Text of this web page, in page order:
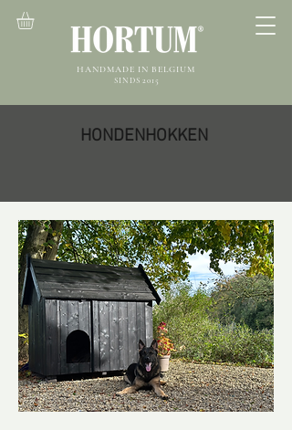
HANDMADE IN BELGIUM
SINDS 2015
HONDENHOKKEN